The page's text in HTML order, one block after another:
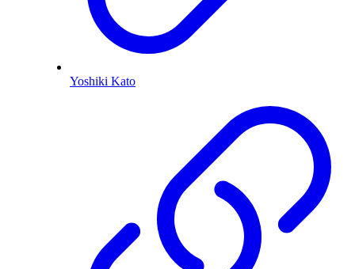
Yoshiki Kato